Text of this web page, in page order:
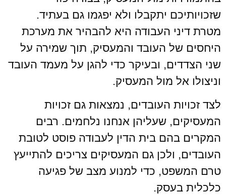
שזכויותיכם יתקבלו ולא יפגמו גם בעתיד.
מטרת דיני העבודה היא להבהיר את מערכת
היחסים של העובד והמעסיק, תוך שמירה על
שני הצדדים, ובעיקר כדי להגן על מעמד העובד
וניצולו אל מול המעסיק.
לצד זכויות העובדים, נמצאות גם זכויות
המעסיקים, שעליהן אנחנו נלחמים. רבים
המקרים בהם בית הדין לעבודה פוסט לטובת
העובדים, ולכן גם המעסיקים צריכים להתייעץ
טרם המשפט, כדי למנוע מצב של פגיעה
כלכלית בעסק.